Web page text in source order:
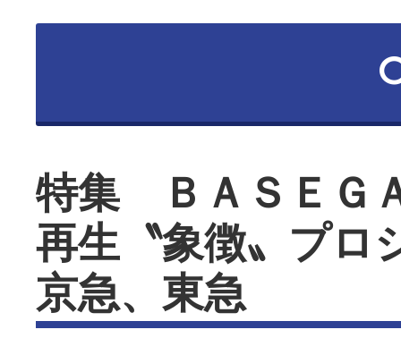
特集 ＢＡＳＥＧ
再生〝象徴〟プ
京急、東急